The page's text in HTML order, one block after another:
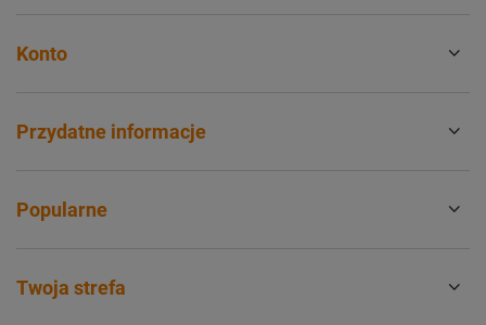
Konto
Przydatne informacje
Popularne
Twoja strefa